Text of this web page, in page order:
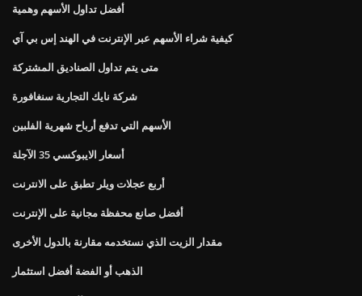
أفضل تداول الأسهم وهمية
كيفية شراء الأسهم عبر الإنترنت في الهند إس بي آي
متى يتم تداول الصناديق المشتركة
شركة نايك التجارية سنغافورة
الأسهم التي تدفع أرباح شهرية الفلبين
أسعار الايبوكسي 35 الآجلة
أربع عجلات ويلر تطبق على الانترنت
أفضل صانع محفظة مجانية على الإنترنت
مقدار الزيت الذي نستخدمه مقارنة بالدول الأخرى
الذهب أو الفضة أفضل استثمار